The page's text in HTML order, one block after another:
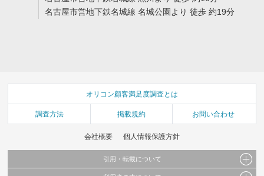
名古屋市営地下鉄名城線 名城公園より 徒歩 約19分
オリコン顧客満足度調査とは
調査方法 掲載規約 お問い合わせ
会社概要 個人情報保護方針
引用・転載について